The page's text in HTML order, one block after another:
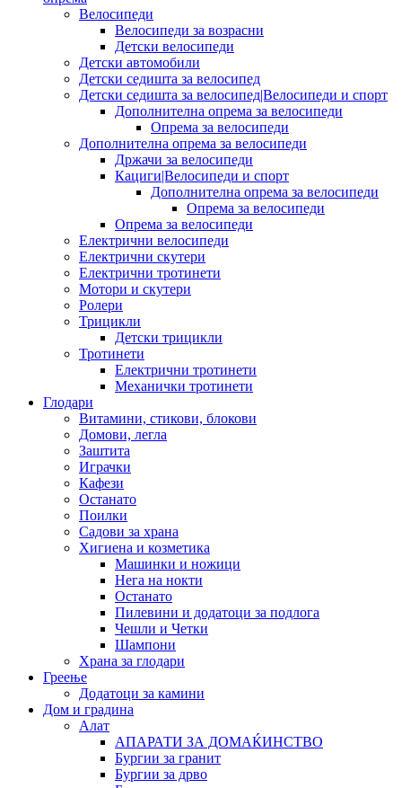
Велосипеди
Велосипеди за возрасни
Детски велосипеди
Детски автомобили
Детски седишта за велосипед
Детски седишта за велосипед|Велосипеди и спорт
Дополнителна опрема за велосипеди
Опрема за велосипеди
Дополнителна опрема за велосипеди
Држачи за велосипеди
Кациги|Велосипеди и спорт
Дополнителна опрема за велосипеди
Опрема за велосипеди
Опрема за велосипеди
Електрични велосипеди
Електрични скутери
Електрични тротинети
Мотори и скутери
Ролери
Трицикли
Детски трицикли
Тротинети
Електрични тротинети
Механички тротинети
Глодари
Витамини, стикови, блокови
Домови, легла
Заштита
Играчки
Кафези
Останато
Поилки
Садови за храна
Хигиена и козметика
Машинки и ножици
Нега на нокти
Останато
Пилевини и додатоци за подлога
Чешли и Четки
Шампони
Храна за глодари
Греење
Додатоци за камини
Дом и градина
Алат
АПАРАТИ ЗА ДОМАЌИНСТВО
Бургии за гранит
Бургии за дрво